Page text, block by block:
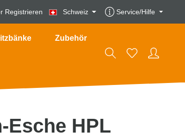
Registrieren Schweiz Service/Hilfe
Zubehör
Esche HPL